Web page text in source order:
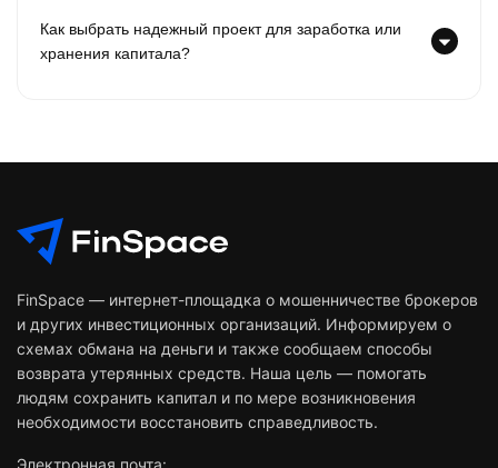
Как выбрать надежный проект для заработка или
хранения капитала?
FinSpace — интернет-площадка о мошенничестве брокеров
и других инвестиционных организаций. Информируем о
схемах обмана на деньги и также сообщаем способы
возврата утерянных средств. Наша цель — помогать
людям сохранить капитал и по мере возникновения
необходимости восстановить справедливость.